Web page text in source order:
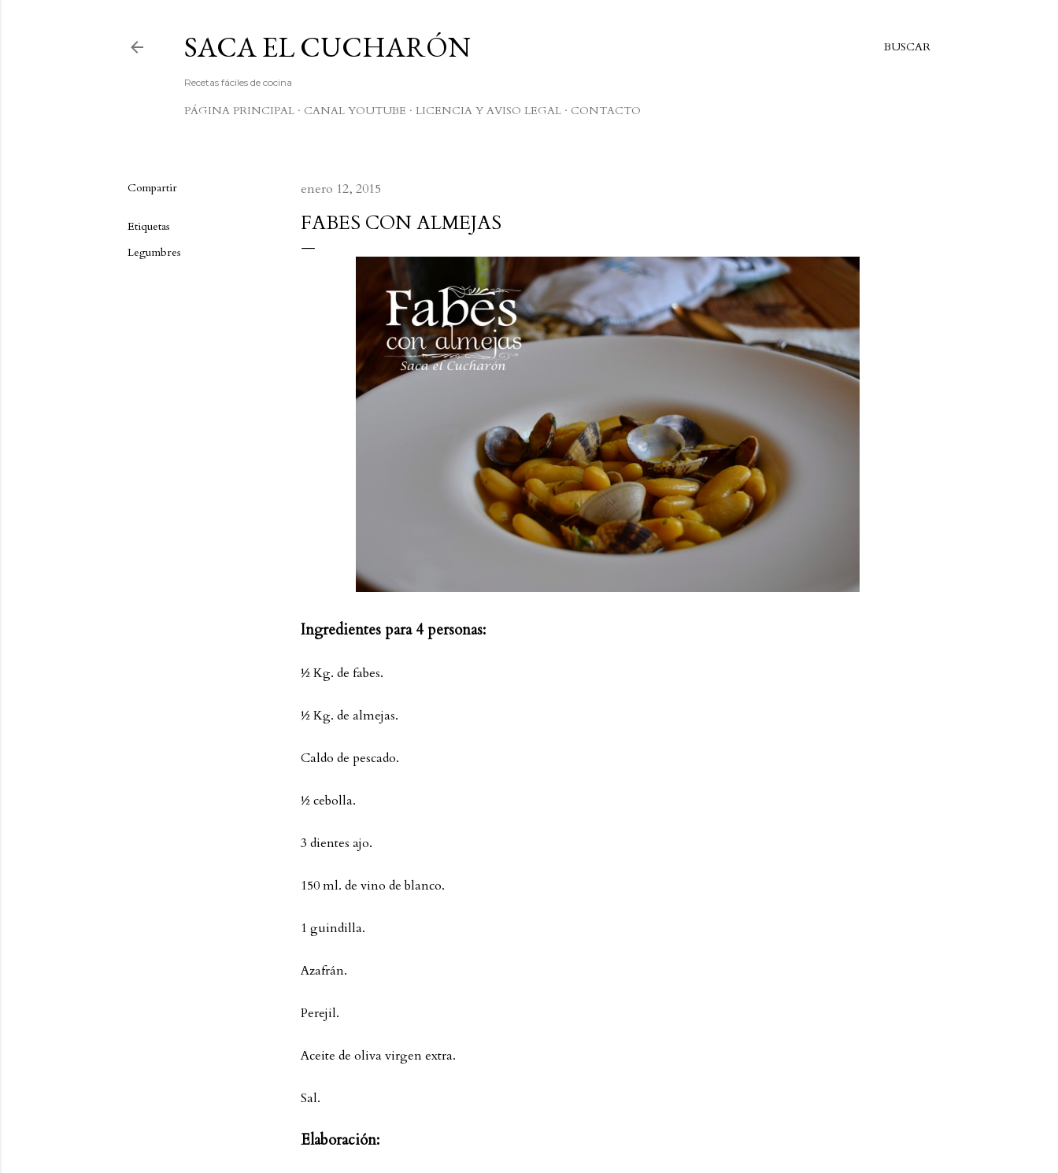
BUSCAR
SACA EL CUCHARÓN
Recetas fáciles de cocina
PÁGINA PRINCIPAL CANAL YOUTUBE LICENCIA Y AVISO LEGAL CONTACTO
Compartir
Etiquetas
Legumbres
enero 12, 2015
FABES CON ALMEJAS
Ingredientes para 4 personas:
½ Kg. de fabes.
½ Kg. de almejas.
Caldo de pescado.
½ cebolla.
3 dientes ajo.
150 ml. de vino de blanco.
1 guindilla.
Azafrán.
Perejil.
Aceite de oliva virgen extra.
Sal.
Elaboración: